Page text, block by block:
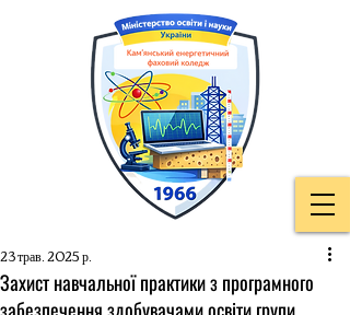
Захист навчальної практики з програмного
23 трав. 2025 р.